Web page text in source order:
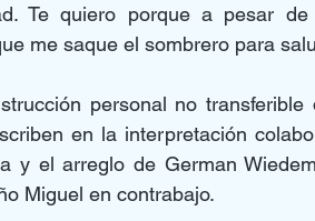
Te quiero porque a pesar
me saque el sombrero para
personal no
en la interpretación
y el arreglo de German
Miguel en contrabajo.